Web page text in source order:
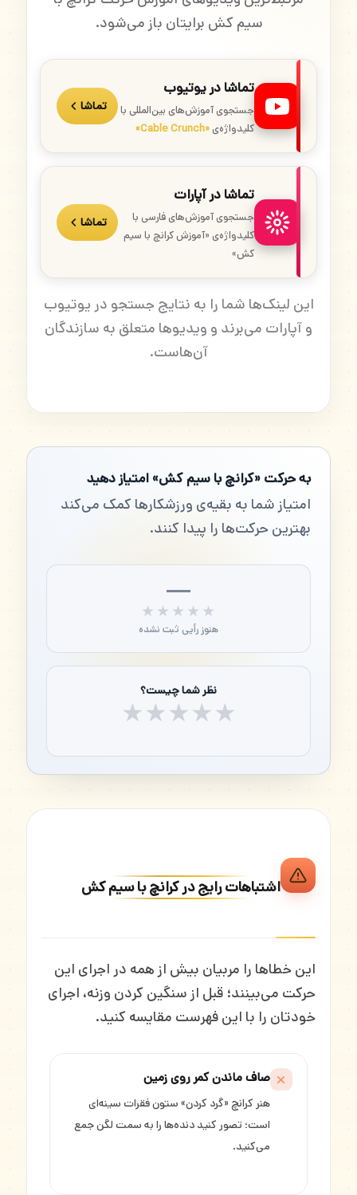
سیم کش برایتان باز می‌شود.
تماشا در یوتیوب
جستجوی آموزش‌های بین‌المللی با
کلیدواژه‌ی«Cable Crunch»
تماشا
تماشا در آپارات
جستجوی آموزش‌های فارسی با
کلیدواژه‌ی «آموزش کرانچ با سیم
کش»
تماشا
این لینک‌ها شما را به نتایج جستجو در یوتیوب
و آپارات می‌برند و ویدیوها متعلق به سازندگان
آن‌هاست.
به حرکت «کرانچ با سیم کش» امتیاز دهید
امتیاز شما به بقیه‌ی ورزشکارها کمک می‌کند
بهترین حرکت‌ها را پیدا کنند.
—
★★★★★
هنوز رأیی ثبت نشده
نظر شما چیست؟
★★★★★
اشتباهات رایج در کرانچ با سیم کش
این خطاها را مربیان بیش از همه در اجرای این
حرکت می‌بینند؛ قبل از سنگین کردن وزنه، اجرای
خودتان را با این فهرست مقایسه کنید.
صاف ماندن کمر روی زمین
هنر کرانچ «گرد کردن» ستون فقرات سینه‌ای
است؛ تصور کنید دنده‌ها را به سمت لگن جمع
می‌کنید.